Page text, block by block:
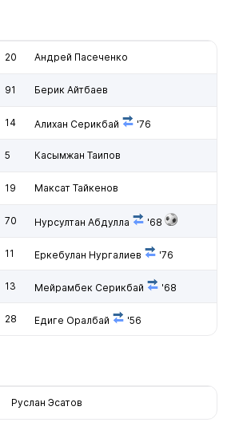
20 Андрей Пасеченко
91 Берик Айтбаев
14 Алихан Серикбай '76
5 Касымжан Таипов
19 Максат Тайкенов
70 Нурсултан Абдулла '68
11 Еркебулан Нургалиев '76
13 Мейрамбек Серикбай '68
28 Едиге Оралбай '56
Руслан Эсатов